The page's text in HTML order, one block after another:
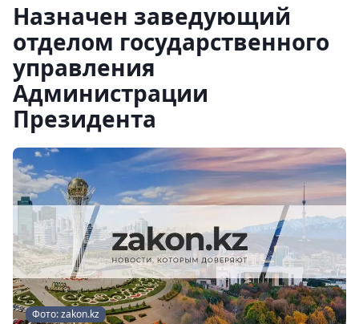
Назначен заведующий
отделом государственного
управления
Администрации
Президента
Фото: zakon.kz